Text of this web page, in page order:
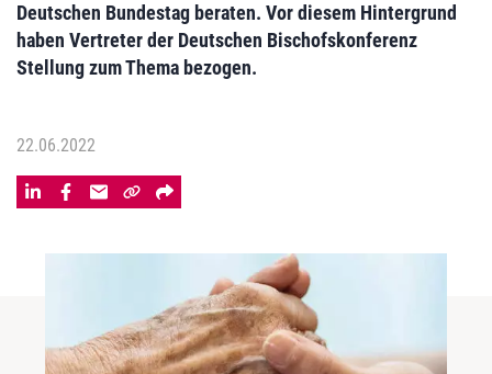
Deutschen Bundestag beraten. Vor diesem Hintergrund
haben Vertreter der Deutschen Bischofskonferenz
Stellung zum Thema bezogen.
22.06.2022